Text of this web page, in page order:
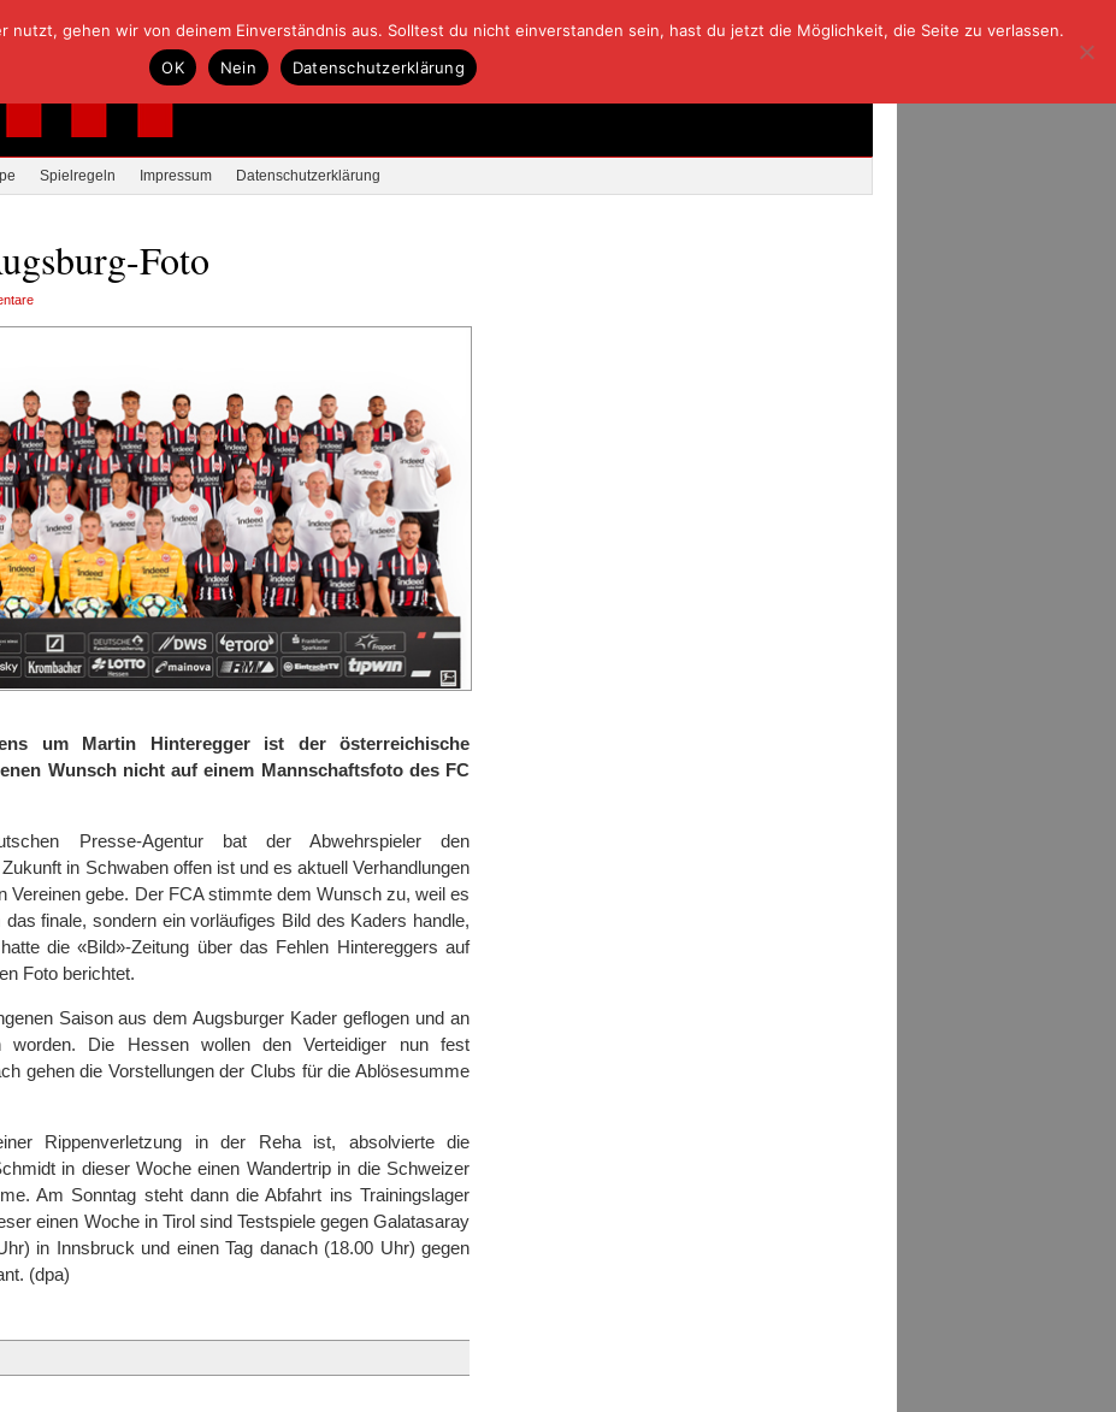
Spielregeln Impressum Datenschutzerklärung
Foto
um Martin Hinteregger ist der österreichische
Wunsch nicht auf einem Mannschaftsfoto des FC
Presse-Agentur bat der Abwehrspieler den
in Schwaben offen ist und es aktuell Verhandlungen
Vereinen gebe. Der FCA stimmte dem Wunsch zu, weil es
finale, sondern ein vorläufiges Bild des Kaders handle,
die «Bild»-Zeitung über das Fehlen Hintereggers auf
Foto berichtet.
Saison aus dem Augsburger Kader geflogen und an
worden. Die Hessen wollen den Verteidiger nun fest
gehen die Vorstellungen der Clubs für die Ablösesumme
Rippenverletzung in der Reha ist, absolvierte die
in dieser Woche einen Wandertrip in die Schweizer
Am Sonntag steht dann die Abfahrt ins Trainingslager
einen Woche in Tirol sind Testspiele gegen Galatasaray
in Innsbruck und einen Tag danach (18.00 Uhr) gegen
(dpa)
nutzt, gehen wir von deinem Einverständnis aus. Solltest du nicht einverstanden sein, hast du jetzt die Möglichkeit, die Seite zu verlassen.
OK
Nein Datenschutzerklärung